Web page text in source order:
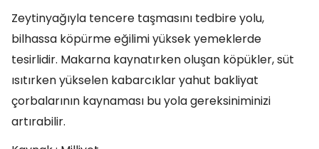
Zeytinyağıyla tencere taşmasını tedbire yolu,
bilhassa köpürme eğilimi yüksek yemeklerde
tesirlidir. Makarna kaynatırken oluşan köpükler, süt
ısıtırken yükselen kabarcıklar yahut bakliyat
çorbalarının kaynaması bu yola gereksiniminizi
artırabilir.